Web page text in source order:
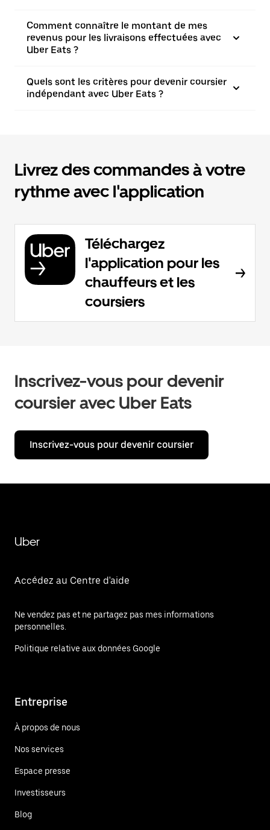
Comment connaître le montant de mes
revenus pour les livraisons effectuées avec
Uber Eats ?
Quels sont les critères pour devenir coursier
indépendant avec Uber Eats ?
Livrez des commandes à votre
rythme avec l'application
Téléchargez
l'application pour les
chauffeurs et les
coursiers
Inscrivez-vous pour devenir
coursier avec Uber Eats
Inscrivez-vous pour devenir coursier
Uber
Accédez au Centre d'aide
Ne vendez pas et ne partagez pas mes informations
personnelles.
Politique relative aux données Google
Entreprise
À propos de nous
Nos services
Espace presse
Investisseurs
Blog